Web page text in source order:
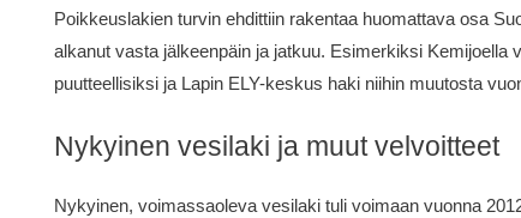
Poikkeuslakien turvin ehdittiin rakentaa huomattava osa
alkanut vasta jälkeenpäin ja jatkuu. Esimerkiksi Kemijoella
puutteellisiksi ja Lapin ELY-keskus haki niihin muutosta
Nykyinen vesilaki ja muut velvoitteet
Nykyinen, voimassaoleva vesilaki tuli voimaan vuonna